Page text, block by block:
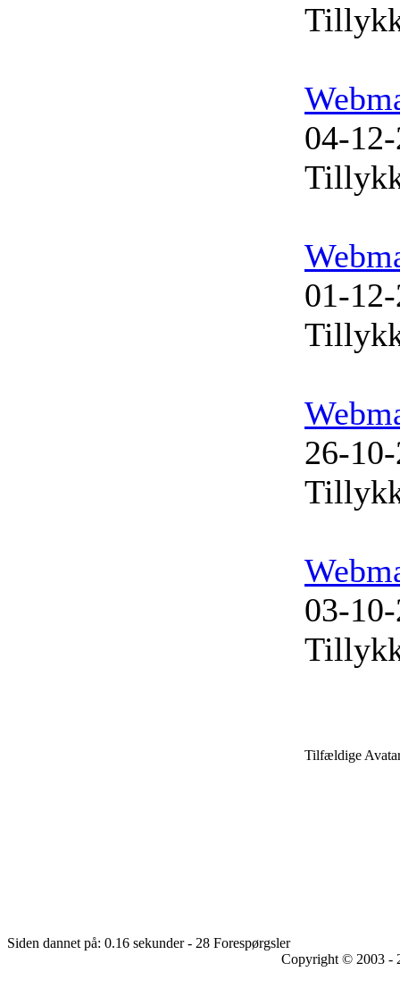
04-
01-
26-
03-
Tilfældige
Siden dannet på: 0.16 sekunder - 28 Forespørgsler
Copyright © 2003 -